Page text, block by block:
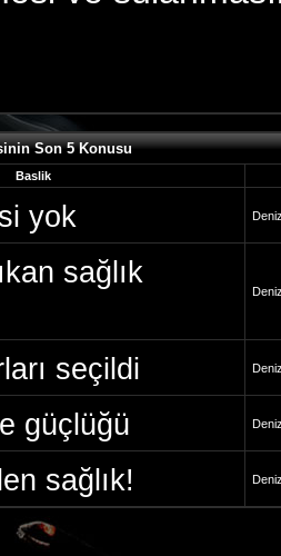
Son 5 Konusu
Baslik
yok
sağlık
seçildi
güçlüğü
sağlık!